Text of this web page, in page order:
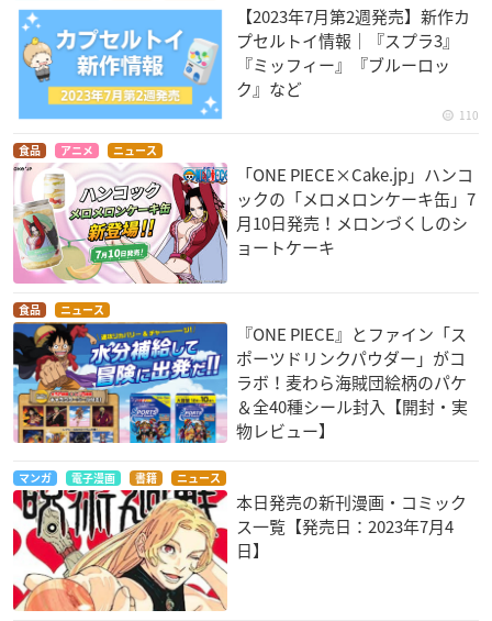
【2023年7月第2週発売】新作カ
プセルトイ情報｜『スプラ3』
『ミッフィー』『ブルーロッ
ク』など
110
食品 アニメ ニュース
「ONE PIECE×Cake.jp」ハンコ
ックの「メロメロンケーキ缶」7
月10日発売！メロンづくしのシ
ョートケーキ
食品 ニュース
『ONE PIECE』とファイン「ス
ポーツドリンクパウダー」がコ
ラボ！麦わら海賊団絵柄のパケ
＆全40種シール封入【開封・実
物レビュー】
マンガ 電子漫画 書籍 ニュース
本日発売の新刊漫画・コミック
ス一覧【発売日：2023年7月4
日】